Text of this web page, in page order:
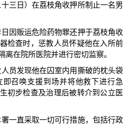
三日）在荔枝角收押所制止一名男
因贩运危险药物罪还押于荔枝角收
检查时，惩教人员怀疑他在入所前
离在院所医院并进行密切监察。
员发现他在囚室内用撕破的枕头袋
召唤支援到场并将他救下进行急
初步检查及治理后被转介到公立医
一直采取一切可行措施，包括行政